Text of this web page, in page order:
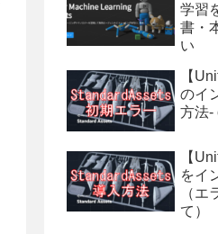
学習
書・
い
【
のイ
方法-
【
をイ
（エ
て）